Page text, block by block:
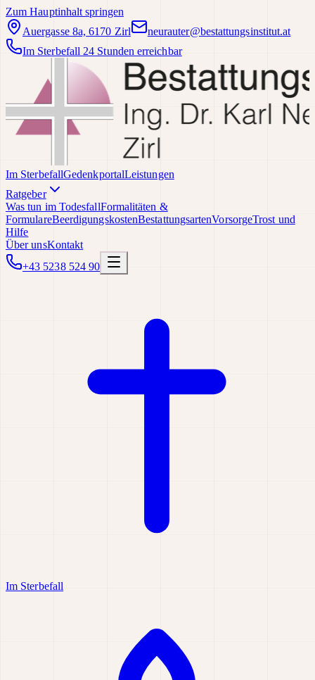
Zum Hauptinhalt springen
Auergasse 8a, 6170 Zirl
neurauter@bestattungsinstitut.at
Im Sterbefall 24 Stunden erreichbar
Im SterbefallGedenkportalLeistungen
Ratgeber
Was tun im TodesfallFormalitäten &
FormulareBeerdigungskostenBestattungsartenVorsorgeTrost und
Hilfe
Über unsKontakt
+43 5238 524 90
Im Sterbefall